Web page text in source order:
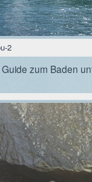
2
zum Baden